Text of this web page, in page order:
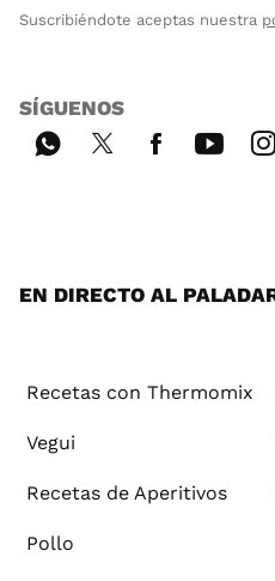
Suscribiéndote aceptas nuestra
SÍGUENOS
EN DIRECTO AL
Recetas con Thermomix
Vegui
Recetas de Aperitivos
Pollo